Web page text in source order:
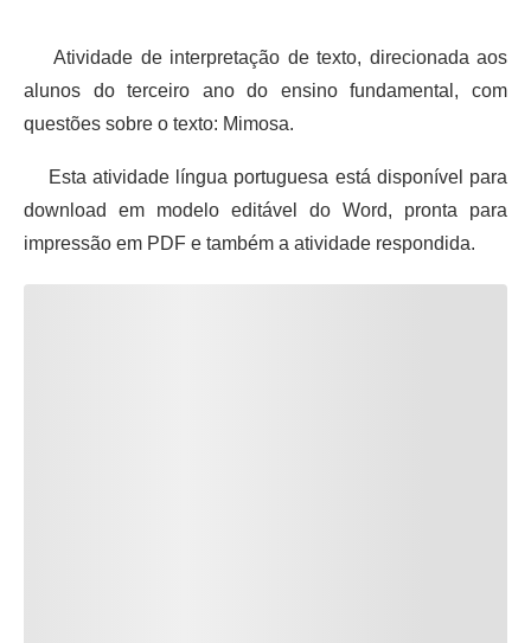
Atividade de interpretação de texto, direcionada aos
alunos do terceiro ano do ensino fundamental, com
questões sobre o texto: Mimosa.
Esta atividade língua portuguesa está disponível para
download em modelo editável do Word, pronta para
impressão em PDF e também a atividade respondida.